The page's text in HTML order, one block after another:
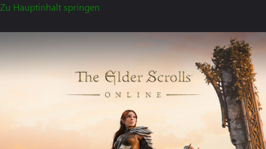
Zu Hauptinhalt springen